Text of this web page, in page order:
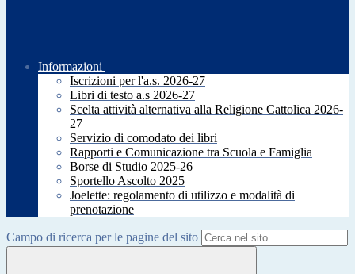
Informazioni
Iscrizioni per l'a.s. 2026-27
Libri di testo a.s 2026-27
Scelta attività alternativa alla Religione Cattolica 2026-
27
Servizio di comodato dei libri
Rapporti e Comunicazione tra Scuola e Famiglia
Borse di Studio 2025-26
Sportello Ascolto 2025
Joelette: regolamento di utilizzo e modalità di
prenotazione
Campo di ricerca per le pagine del sito